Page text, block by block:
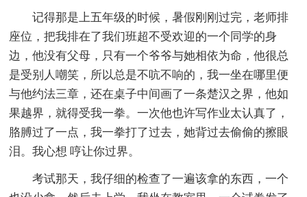
记得那是上五年级的时候，暑假刚刚过完，老师排
座位，把我排在了我们班超不受欢迎的一个同学的身
边，他没有父母，只有一个爷爷与她相依为命，他很总
是受别人嘲笑，所以总是不吭不响的，我一坐在哪里便
与他约法三章，还在桌子中间画了一条楚汉之界，他如
果越界，就得受我一拳。一次他也许写作业太认真了，
胳膊过了一点，我一拳打了过去，她背过去偷偷的擦眼
泪。我心想 哼让你过界。
考试那天，我仔细的检查了一遍该拿的东西，一个